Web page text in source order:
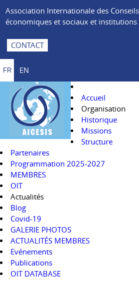
Association Internationale des Conseils
économiques et sociaux et
CONTACT
FR EN
Accueil
Organisation
Historique
Missions
Structure
Partenaires
Programmation 2025-2027
MEMBRES
OIT
Actualités
Blog
Covid-19
GALERIE PHOTOS
ACTUALITÉS MEMBRES
Evénements
Publications
OIT DATABASE